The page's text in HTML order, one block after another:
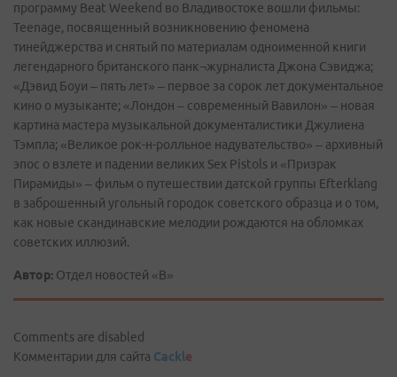
программу Beat Weekend во Владивостоке вошли фильмы:
Teenage, посвященный возникновению феномена
тинейджерства и снятый по материалам одноименной книги
легендарного британского панк¬журналиста Джона Сэвиджа;
«Дэвид Боуи – пять лет» – первое за сорок лет документальное
кино о музыканте; «Лондон – современный Вавилон» – новая
картина мастера музыкальной документалистики Джулиена
Тэмпла; «Великое рок-­н­-ролльное надувательство» – архивный
эпос о взлете и падении великих Sex Pistols и «Призрак
Пирамиды» – фильм о путешествии датской группы Efterklang
в заброшенный угольный городок советского образца и о том,
как новые скандинавские мелодии рождаются на обломках
советских иллюзий.
Автор: Отдел новостей «В»
Comments are disabled
Комментарии для сайта Cackle